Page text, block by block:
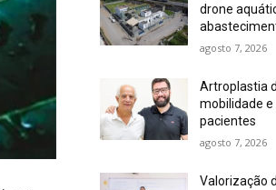
drone
agosto 7, 2026
Artroplastia
mobilidade e
pacientes
agosto 7, 2026
Valorização